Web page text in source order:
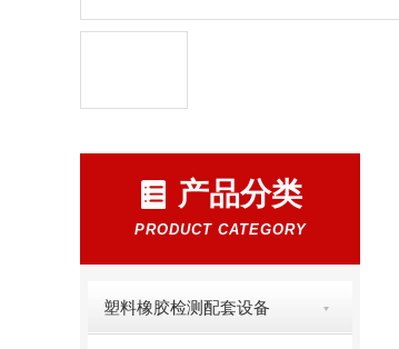
产品分类
PRODUCT CATEGORY
塑料橡胶检测配套设备